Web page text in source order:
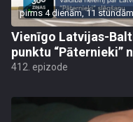
pirms 4 dienām, 11 stundām
Vienīgo Latvijas-
punktu “Pāternieki”
412. epizode